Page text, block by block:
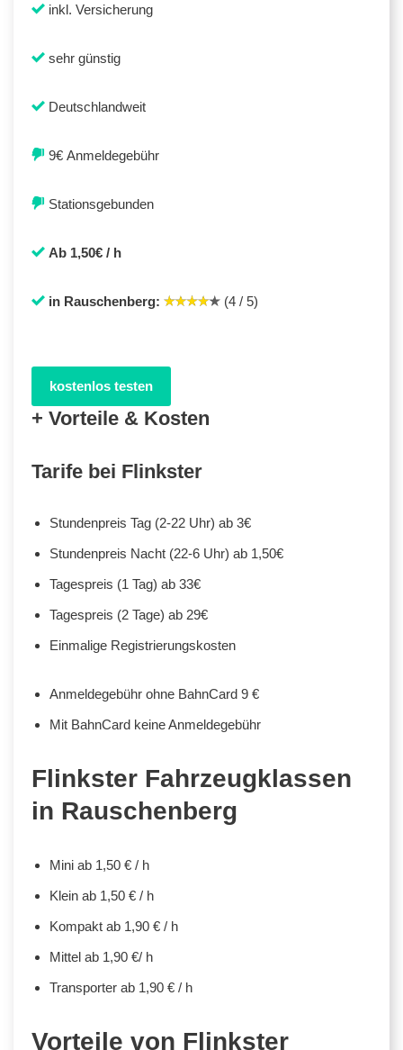
inkl. Versicherung
sehr günstig
Deutschlandweit
9€ Anmeldegebühr
Stationsgebunden
Ab 1,50€ / h
in Rauschenberg: (4 / 5)
kostenlos testen
+ Vorteile & Kosten
Tarife bei Flinkster
Stundenpreis Tag (2-22 Uhr) ab 3€
Stundenpreis Nacht (22-6 Uhr) ab 1,50€
Tagespreis (1 Tag) ab 33€
Tagespreis (2 Tage) ab 29€
Einmalige Registrierungskosten
Anmeldegebühr ohne BahnCard 9 €
Mit BahnCard keine Anmeldegebühr
Flinkster Fahrzeugklassen
in Rauschenberg
Mini ab 1,50 € / h
Klein ab 1,50 € / h
Kompakt ab 1,90 € / h
Mittel ab 1,90 €/ h
Transporter ab 1,90 € / h
Vorteile von Flinkster